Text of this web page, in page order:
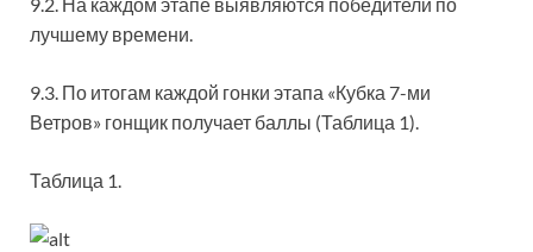
лучшему времени.
9.3. По итогам каждой гонки этапа «Кубка 7-ми
Ветров» гонщик получает баллы (Таблица 1).
Таблица 1.